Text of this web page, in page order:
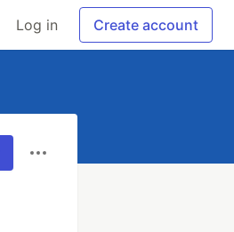
Log in Create account